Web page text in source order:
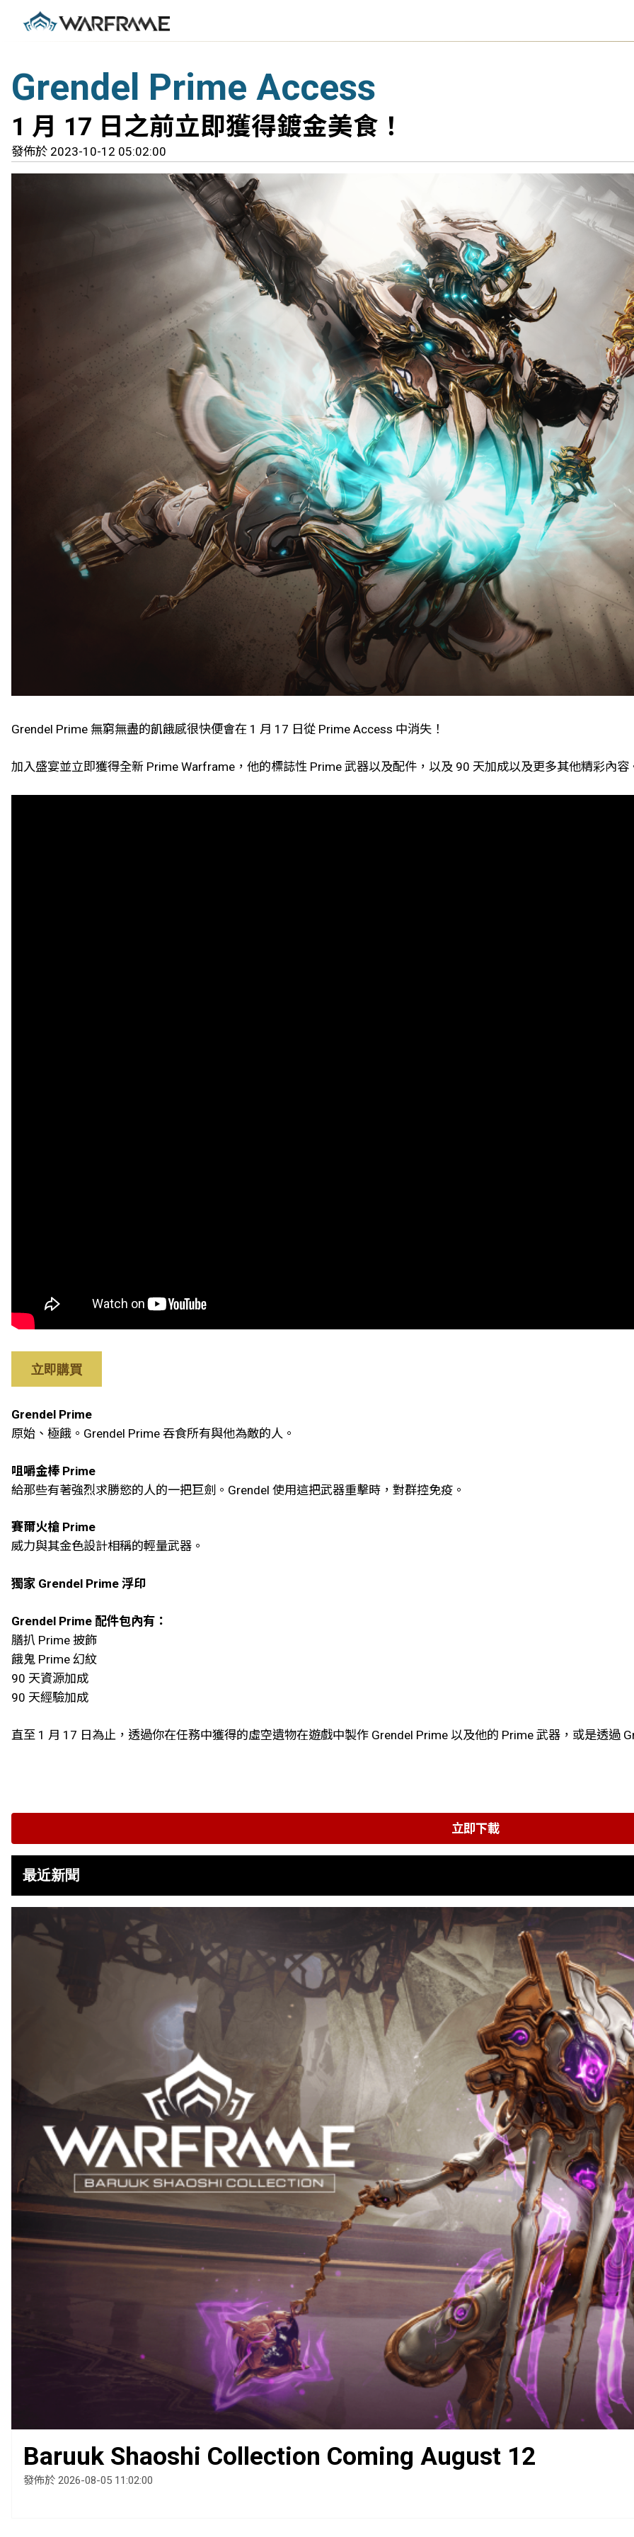
Grendel Prime Access
1 月 17 日之前立即獲得鍍金美食！
發佈於 2023-10-12 05:02:00
Grendel Prime 無窮無盡的飢餓感很快便會在 1 月 17 日從 Prime Access 中消失！
加入盛宴並立即獲得全新 Prime Warframe，他的標誌性 Prime 武器以及配件，以及 90 天加成以及更多其他精彩內容
立即購買
Grendel Prime
原始、極餓。Grendel Prime 吞食所有與他為敵的人。
咀嚼金棒 Prime
給那些有著強烈求勝慾的人的一把巨劍。Grendel 使用這把武器重擊時，對群控免疫。
賽爾火槍 Prime
威力與其金色設計相稱的輕量武器。
獨家 Grendel Prime 浮印
Grendel Prime 配件包內有：
膳扒 Prime 披飾
餓鬼 Prime 幻紋
90 天資源加成
90 天經驗加成
直至 1 月 17 日為止，透過你在任務中獲得的虛空遺物在遊戲中製作 Grendel Prime 以及他的 Prime 武器，或是透過
立即下載
最近新聞
Baruuk Shaoshi Collection Coming August 12
發佈於 2026-08-05 11:02:00